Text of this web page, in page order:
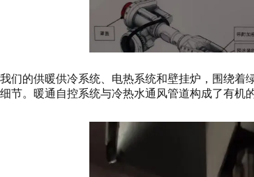
我们的供暖供冷系统、电热系统和壁挂炉，围绕着
细节。暖通自控系统与冷热水通风管道构成了有机